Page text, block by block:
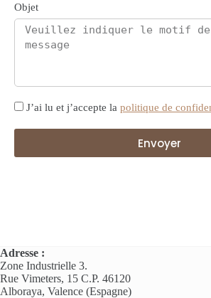
Objet
J’ai lu et j’accepte la politique de
Envoyer
Adresse :
Zone Industrielle 3.
Rue Vimeters, 15 C.P. 46120
Alboraya, Valence (Espagne)